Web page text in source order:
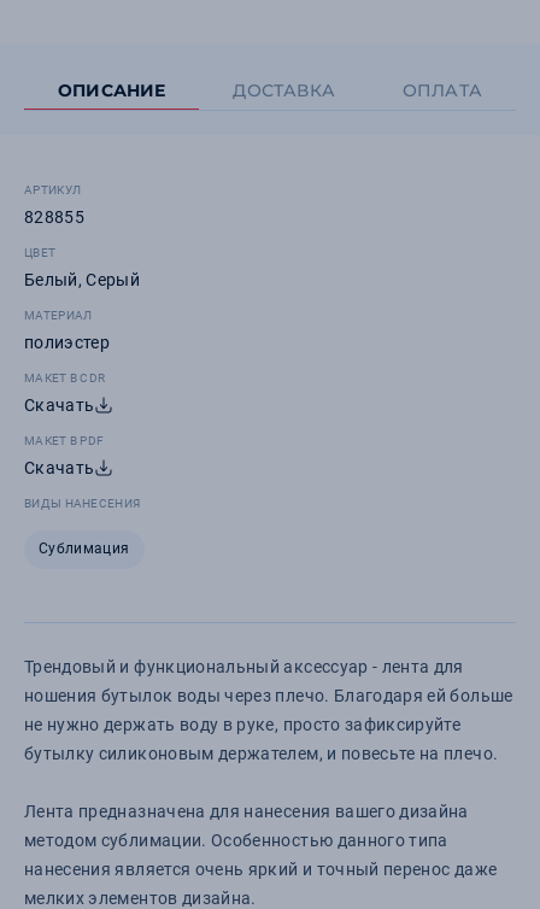
ОПИСАНИЕ ДОСТАВКА ОПЛАТА
АРТИКУЛ
828855
ЦВЕТ
Белый, Серый
МАТЕРИАЛ
полиэстер
МАКЕТ В CDR
Скачать
МАКЕТ В PDF
Скачать
ВИДЫ НАНЕСЕНИЯ
Сублимация
Трендовый и функциональный аксессуар - лента для
ношения бутылок воды через плечо. Благодаря ей больше
не нужно держать воду в руке, просто зафиксируйте
бутылку силиконовым держателем, и повесьте на плечо.
Лента предназначена для нанесения вашего дизайна
методом сублимации. Особенностью данного типа
нанесения является очень яркий и точный перенос даже
мелких элементов дизайна.